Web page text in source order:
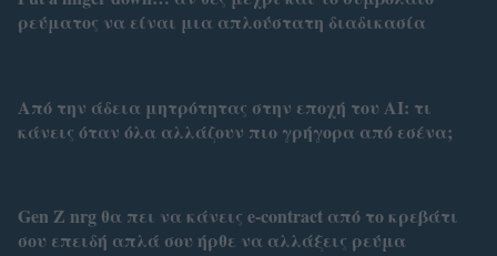
ρεύματος να είναι μια απλούστατη διαδικασία
Από την άδεια μητρότητας στην εποχή του AI: τι
κάνεις όταν όλα αλλάζουν πιο γρήγορα από εσένα;
Gen Z nrg θα πει να κάνεις e-contract από το κρεβάτι
σου επειδή απλά σου ήρθε να αλλάξεις ρεύμα